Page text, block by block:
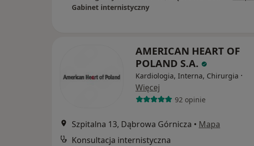
Gabinet internistyczny
AMERICAN HEART OF
POLAND S.A.
Kardiologia, Interna, Chirurgia ·
Więcej
92 opinie
Szpitalna 13, Dąbrowa Górnicza • Mapa
Konsultacja internistyczna